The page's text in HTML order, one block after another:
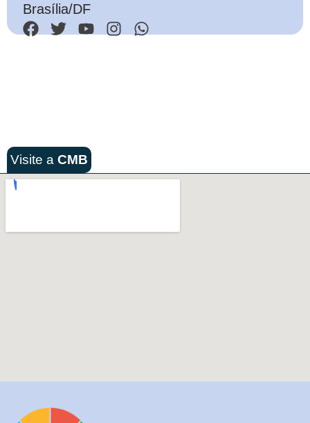
Brasília/DF
Visite a CMB